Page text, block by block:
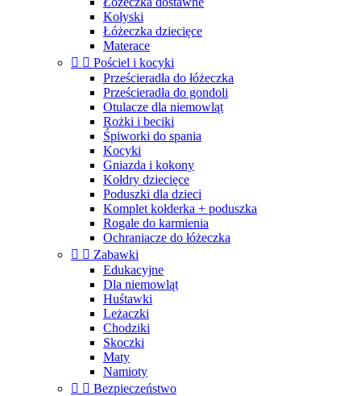
Kołyski
Łóżeczka dziecięce
Materace
  Pościel i kocyki
Prześcieradła do łóżeczka
Prześcieradła do gondoli
Otulacze dla niemowląt
Rożki i beciki
Śpiworki do spania
Kocyki
Gniazda i kokony
Kołdry dziecięce
Poduszki dla dzieci
Komplet kołderka + poduszka
Rogale do karmienia
Ochraniacze do łóżeczka
  Zabawki
Edukacyjne
Dla niemowląt
Huśtawki
Leżaczki
Chodziki
Skoczki
Maty
Namioty
  Bezpieczeństwo